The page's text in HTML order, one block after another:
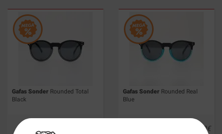
Gafas Sonder Rounded Total
Black
Gafas Sonder Rounded Real
Blue
€
4.33